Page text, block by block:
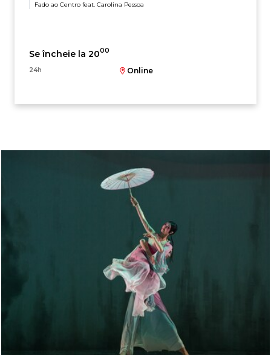
Fado ao Centro feat. Carolina Pessoa
Se încheie la 2000
24h Online